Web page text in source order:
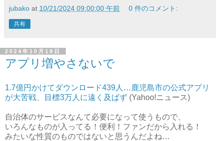
jubako at 10/21/2024 09:00:00 午前 0 件のコメント:
共有
2024年10月18日
アプリ増やさないで
1.7億円かけてダウンロード439人…鹿児島市の公式アプリ
が大苦戦、目標3万人に遠く及ばず (Yahoo!ニュース)
自治体のサービスなんて必要になって使うもので、
いろんなものが入ってる！便利！ファンだから入れる！
みたいな性質のものではないと思うんだよね…